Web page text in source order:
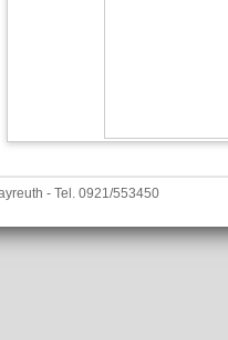
- Tel. 0921/553450